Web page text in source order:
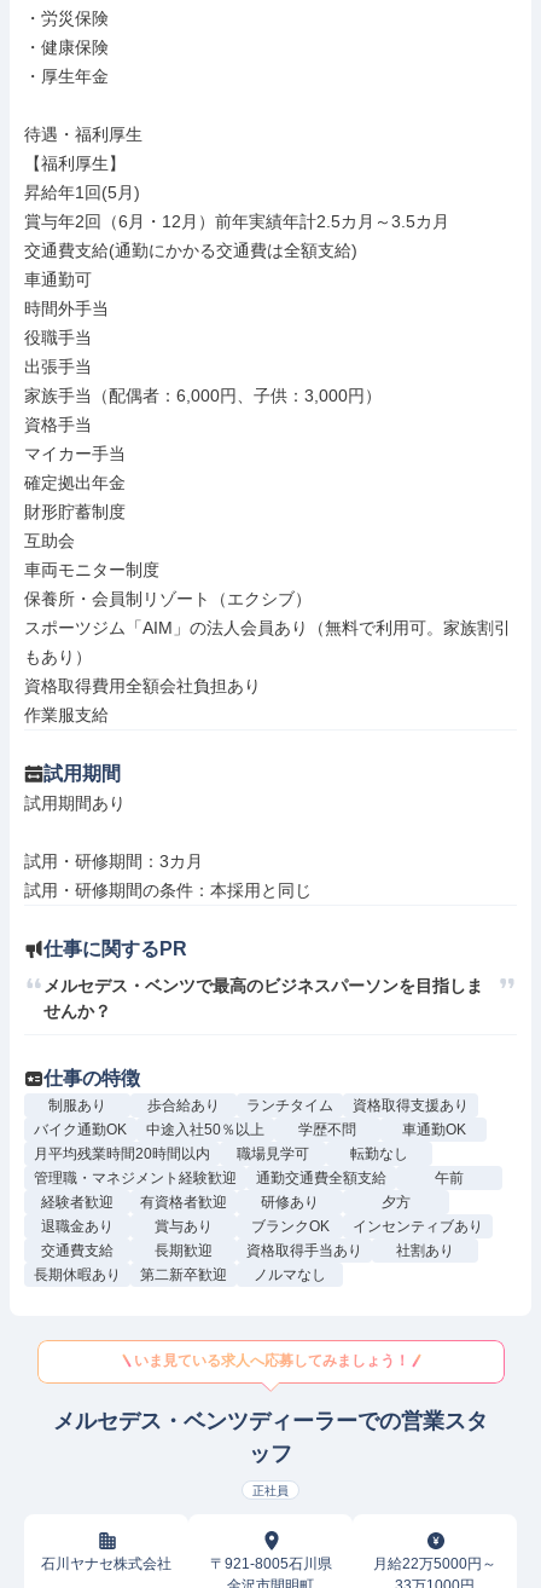
・労災保険
・健康保険
・厚生年金
待遇・福利厚生
【福利厚生】
昇給年1回(5月)
賞与年2回（6月・12月）前年実績年計2.5カ月～3.5カ月
交通費支給(通勤にかかる交通費は全額支給)
車通勤可
時間外手当
役職手当
出張手当
家族手当（配偶者：6,000円、子供：3,000円）
資格手当
マイカー手当
確定拠出年金
財形貯蓄制度
互助会
車両モニター制度
保養所・会員制リゾート（エクシブ）
スポーツジム「AIM」の法人会員あり（無料で利用可。家族割引
もあり）
資格取得費用全額会社負担あり
作業服支給
試用期間
試用期間あり
試用・研修期間：3カ月
仕事に関するPR
メルセデス・ベンツで最高のビジネスパーソンを目指しま
せんか？
仕事の特徴
制服あり 歩合給あり ランチタイム
資格取得支援あり
バイク通勤OK
中途入社50％以上 学歴不問
車通勤OK
月平均残業時間20時間以内
職場見学可
転勤なし
管理職・マネジメント経験歓迎
通勤交通費全額支給
午前
経験者歓迎
有資格者歓迎 研修あり
夕方
退職金あり
賞与あり ブランクOK
インセンティブあり
交通費支給
長期歓迎 資格取得手当あり
社割あり
長期休暇あり
第二新卒歓迎 ノルマなし
いま見ている求人へ応募してみましょう！
メルセデス・ベンツディーラーでの営業スタ
ッフ
正社員
石川ヤナセ株式会社
〒921-8005石川県
月給22万5000円～